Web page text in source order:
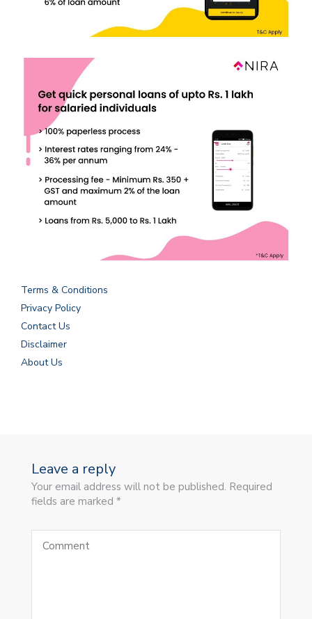
Terms & Conditions
Privacy Policy
Contact Us
Disclaimer
About Us
Leave a reply
Your email address will not be published. Required
fields are marked *